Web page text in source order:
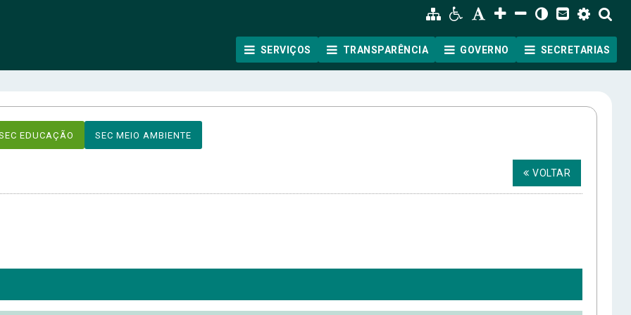
SERVIÇOS TRANSPARÊNCIA GOVERNO SECRETARIAS
EDUCAÇÃO SEC MEIO AMBIENTE
VOLTAR